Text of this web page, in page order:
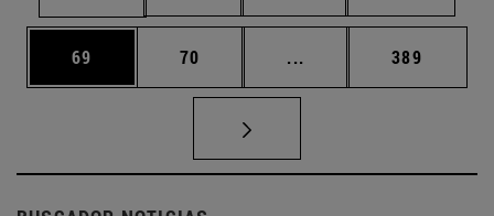
Página
69 Página
70 ... Páginas intermedias
Página
389